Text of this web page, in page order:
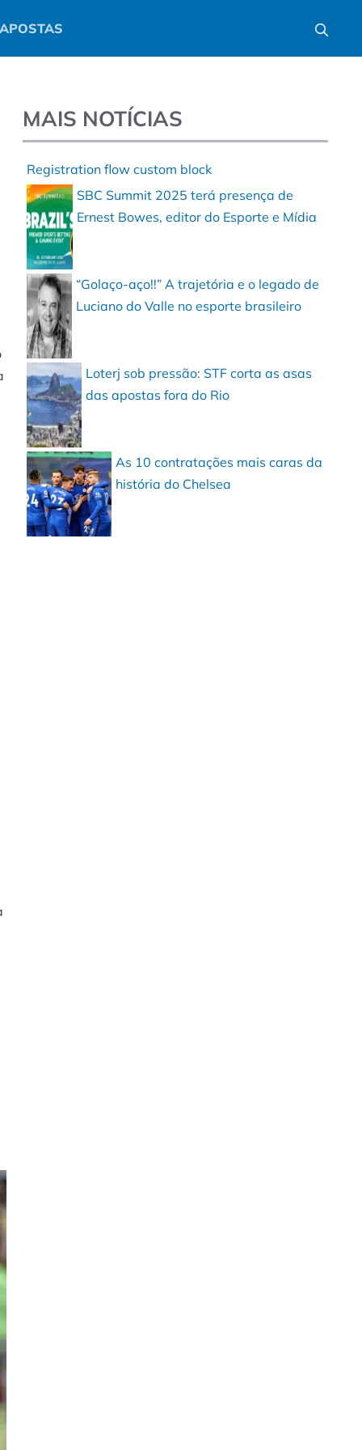
MAIS NOTÍCIAS
Registration flow custom block
SBC Summit 2025 terá presença de
Ernest Bowes, editor do Esporte e Mídia
“Golaço-aço!!” A trajetória e o legado de
Luciano do Valle no esporte brasileiro
Loterj sob pressão: STF corta as asas
das apostas fora do Rio
As 10 contratações mais caras da
história do Chelsea